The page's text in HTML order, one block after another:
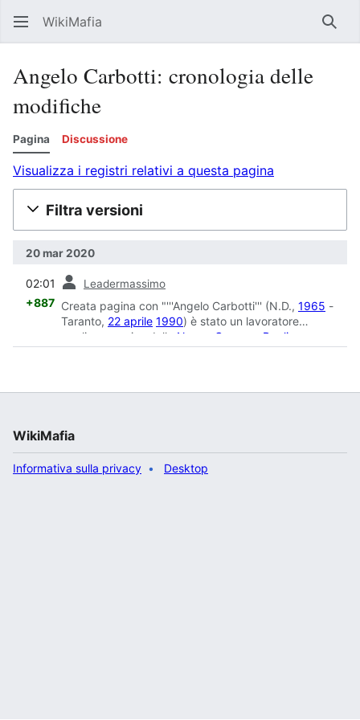
WikiMafia
Angelo Carbotti: cronologia delle
modifiche
Pagina Discussione
Visualizza i registri relativi a questa pagina
Filtra versioni
20 mar 2020
02:01 Leadermassimo
+887 Creata pagina con "'''Angelo Carbotti''' (N.D., 1965 -
Taranto, 22 aprile 1990) è stato un lavoratore
pugliese, ucciso della Nuova Camorra Pugliese
==Biografia== Il giorno d..."
WikiMafia
Informativa sulla privacy Desktop